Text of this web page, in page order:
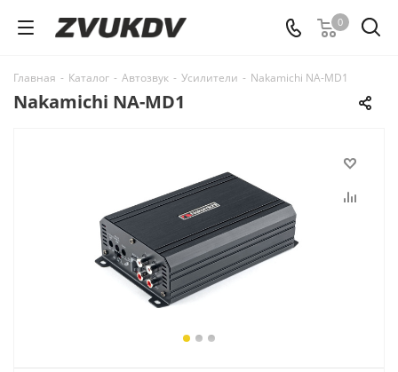
0
Главная - Каталог - Автозвук - Усилители - Nakamichi NA-MD1
Nakamichi NA-MD1